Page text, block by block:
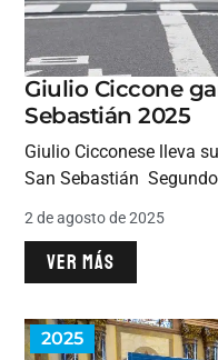
Giulio Ciccone
Sebastián 2025
Giulio Cicconese lleva
San Sebastián
2 de agosto de 2025
VER MÁS
2025